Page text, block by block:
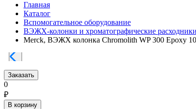
Главная
Каталог
Вспомогательное оборудование
ВЭЖХ-колонки и хроматографические расходники
Merck, ВЭЖХ колонка Chromolith WP 300 Epoxy
Заказать
0
₽
В корзину